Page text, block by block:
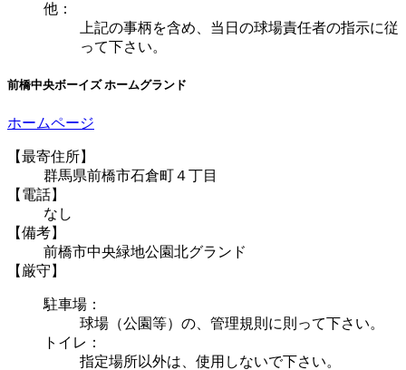
他：
上記の事柄を含め、当日の球場責任者の指示に従
って下さい。
前橋中央ボーイズ ホームグランド
ホームページ
【最寄住所】
群馬県前橋市石倉町４丁目
【電話】
なし
【備考】
前橋市中央緑地公園北グランド
【厳守】
駐車場：
球場（公園等）の、管理規則に則って下さい。
トイレ：
指定場所以外は、使用しないで下さい。